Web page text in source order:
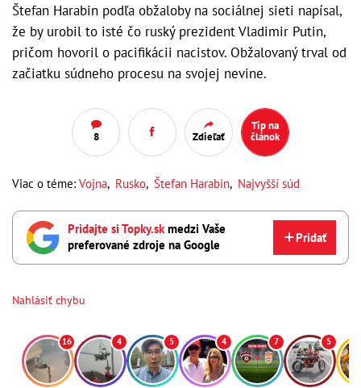
Štefan Harabin podľa obžaloby na sociálnej sieti napísal,
že by urobil to isté čo ruský prezident Vladimir Putin,
pričom hovoril o pacifikácii nacistov. Obžalovaný trval od
začiatku súdneho procesu na svojej nevine.
8 Zdieľať
Tip na
článok
Viac o téme: Vojna, Rusko, Štefan Harabin, Najvyšší súd
Pridajte si Topky.skmedzi Vaše
preferované zdroje na Google
Pridať
Nahlásiť chybu
16 4 5 4 7 5